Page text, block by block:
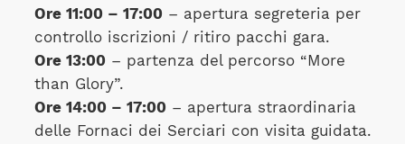
Ore 11:00 – 17:00 – apertura segreteria per
controllo iscrizioni / ritiro pacchi gara.
Ore 13:00 – partenza del percorso “More
than Glory”.
Ore 14:00 – 17:00 – apertura straordinaria
delle Fornaci dei Serciari con visita guidata.